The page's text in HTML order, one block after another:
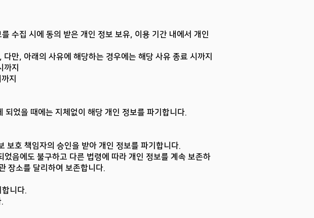
수집 시에 동의 받은 개인 정보 보유, 이용 기간 내에서 개인
만, 아래의 사유에 해당하는 경우에는 해당 사유 종료 시까지
지
지
었을 때에는 지체없이 해당 개인 정보를 파기합니다.
보호 책임자의 승인을 받아 개인 정보를 파기합니다.
음에도 불구하고 다른 법령에 따라 개인 정보를 계속 보존하
장소를 달리하여 보존합니다.
니다.